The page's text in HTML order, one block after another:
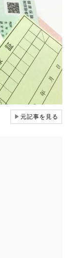
▶元記事を見る